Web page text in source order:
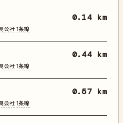
公社 1条線
0.14 km
公社 1条線
0.44 km
公社 1条線
0.57 km